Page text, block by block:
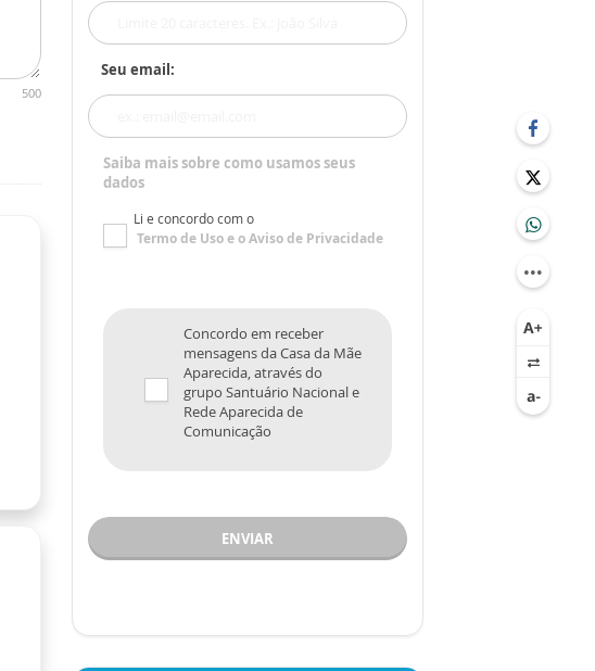
500
Seu email:
Saiba mais sobre como usamos seus
dados
Li e concordo com o
Termo de Usoe oAviso de Privacidade
Concordo em receber
mensagens da Casa da Mãe
Aparecida, através do
grupo Santuário Nacional e
Rede Aparecida de
Comunicação
ENVIAR